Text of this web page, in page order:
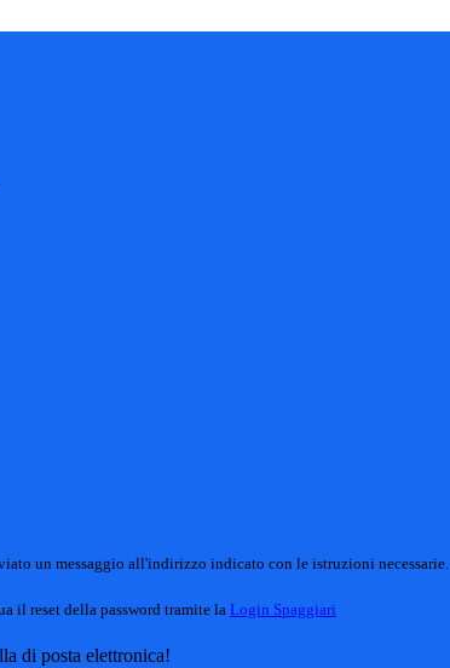
un messaggio all'indirizzo indicato con le istruzioni necessarie.
il reset della password tramite la Login Spaggiari
di posta elettronica!